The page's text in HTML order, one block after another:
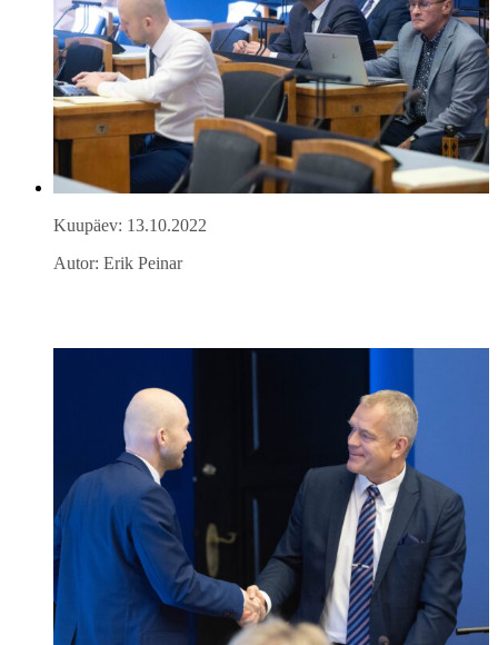
Kuupäev: 13.10.2022
Autor: Erik Peinar